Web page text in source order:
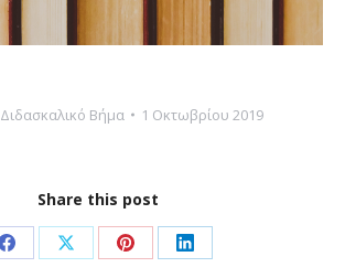
Διδασκαλικό Βήμα 1 Οκτωβρίου 2019
Share this post
Share Share Share Share